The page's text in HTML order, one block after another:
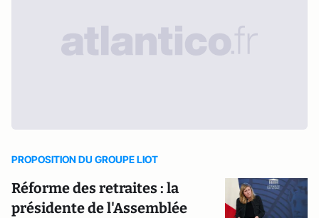
PROPOSITION DU GROUPE LIOT
Réforme des retraites : la
présidente de l'Assemblée